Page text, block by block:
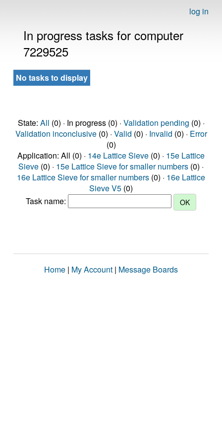
log in
In progress tasks for computer
7229525
No tasks to display
State: All (0) · In progress (0) · Validation pending (0) ·
Validation inconclusive(0) · Valid (0) · Invalid (0) · Error
(0)
Application: All (0) · 14e Lattice Sieve (0) · 15e Lattice
Sieve (0) · 15e Lattice Sieve for smaller numbers (0) ·
16e Lattice Sieve for smaller numbers (0) · 16e Lattice
Sieve V5 (0)
Task name:
Home | My Account | Message Boards